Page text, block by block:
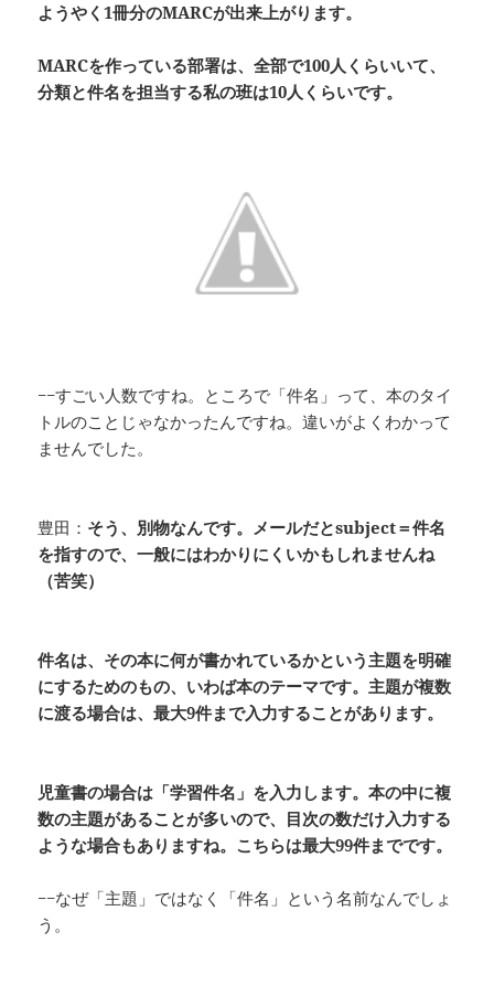
ようやく1冊分のMARCが出来上がります。
MARCを作っている部署は、全部で100人くらいいて、
分類と件名を担当する私の班は10人くらいです。
−−すごい人数ですね。ところで「件名」って、本のタイ
トルのことじゃなかったんですね。違いがよくわかって
ませんでした。
豊田： そう、別物なんです。メールだとsubject＝件名
を指すので、一般にはわかりにくいかもしれませんね
（苦笑）
件名は、その本に何が書かれているかという主題を明確
にするためのもの、いわば本のテーマです。主題が複数
に渡る場合は、最大9件まで入力することがあります。
児童書の場合は「学習件名」を入力します。本の中に複
数の主題があることが多いので、目次の数だけ入力する
ような場合もありますね。こちらは最大99件までです。
−−なぜ「主題」ではなく「件名」という名前なんでしょ
う。